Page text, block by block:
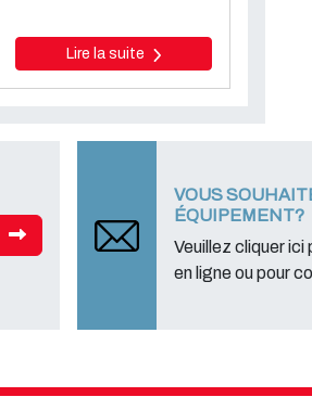
Lire la suite
VOUS
ÉQUIPEMENT?
Veuillez cliquer ici
en ligne ou pour